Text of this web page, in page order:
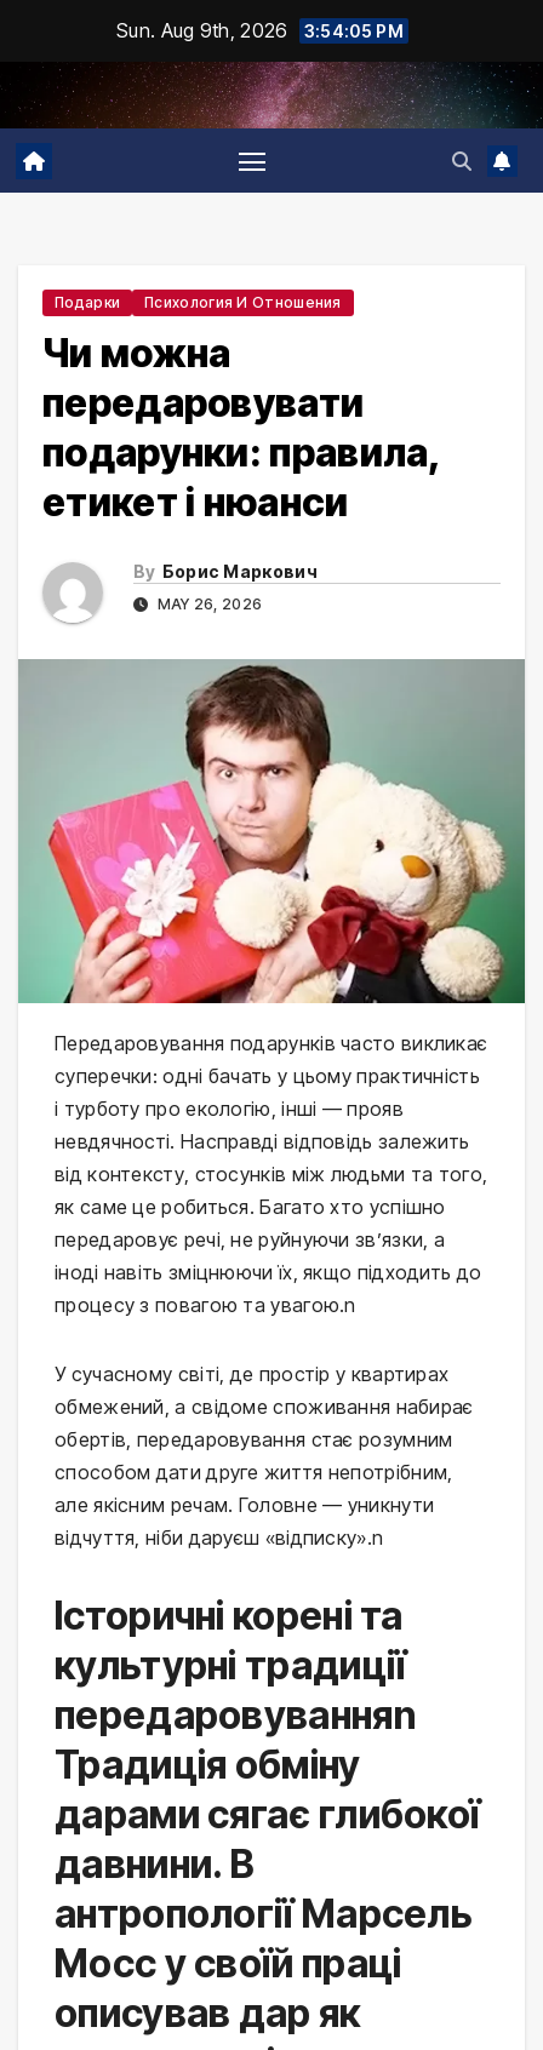
content
Sun. Aug 9th, 2026 3:54:06 PM
Подарки Психология И Отношения
Чи можна
передаровувати
подарунки: правила,
етикет і нюанси
By Борис Маркович
MAY 26, 2026
Передаровування подарунків часто викликає
суперечки: одні бачать у цьому практичність
і турботу про екологію, інші — прояв
невдячності. Насправді відповідь залежить
від контексту, стосунків між людьми та того,
як саме це робиться. Багато хто успішно
передаровує речі, не руйнуючи зв’язки, а
іноді навіть зміцнюючи їх, якщо підходить до
процесу з повагою та увагою.n
У сучасному світі, де простір у квартирах
обмежений, а свідоме споживання набирає
обертів, передаровування стає розумним
способом дати друге життя непотрібним,
але якісним речам. Головне — уникнути
відчуття, ніби даруєш «відписку».n
Історичні корені та
культурні традиції
передаровуванняn
Традиція обміну
дарами сягає глибокої
давнини. В
антропології Марсель
Мосс у своїй праці
описував дар як